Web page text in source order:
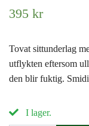
395 kr
Tovat sittunderlag
utflykten eftersom
den blir fuktig.
I lager.